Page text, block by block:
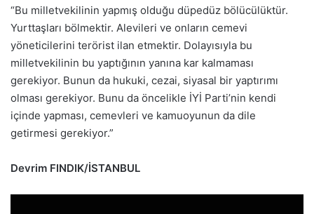
“Bu milletvekilinin yapmış olduğu düpedüz bölücülüktür.
Yurttaşları bölmektir. Alevileri ve onların cemevi
yöneticilerini terörist ilan etmektir. Dolayısıyla bu
milletvekilinin bu yaptığının yanına kar kalmaması
gerekiyor. Bunun da hukuki, cezai, siyasal bir yaptırımı
olması gerekiyor. Bunu da öncelikle İYİ Parti’nin kendi
içinde yapması, cemevleri ve kamuoyunun da dile
getirmesi gerekiyor.”
Devrim FINDIK/İSTANBUL